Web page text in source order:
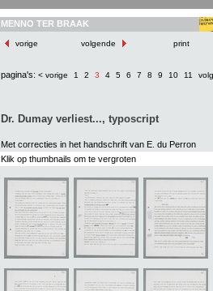
MENNO TER BRAAK
vorige volgende print
pagina's: < vorige 1 2 3 4 5 6 7 8 9 10 11
Dr. Dumay verliest..., typoscript
Met correcties in het handschrift van E. du Perron
Klik op thumbnails om te vergroten